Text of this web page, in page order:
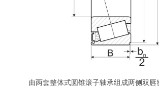
由两套整体式圆锥滚子轴承组成两侧双唇